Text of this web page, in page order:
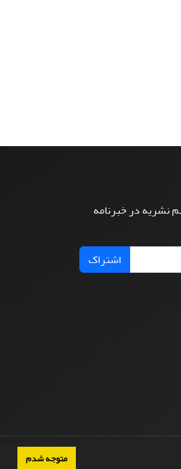
متوجه شدم
نشریه در خبرنامه
اشتراک